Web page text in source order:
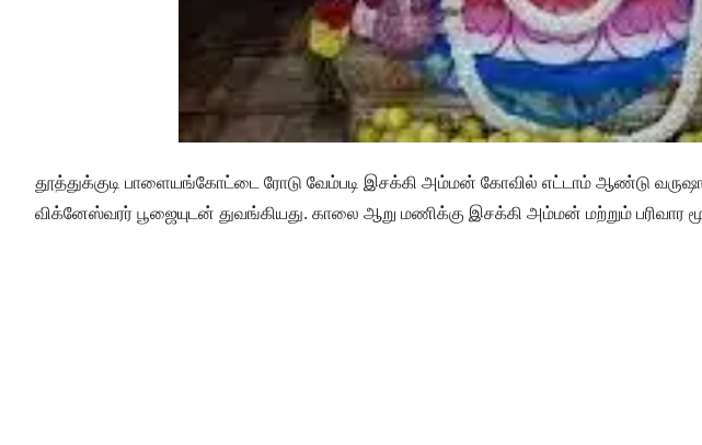
தூத்துக்குடி பாளையங்கோட்டை ரோடு வேம்படி இசக்கி அம்மன் கோவில் எட்டாம் ஆண்டு
விக்னேஸ்வரர் பூஜையுடன் துவங்கியது. காலை ஆறு மணிக்கு இசக்கி அம்மன் மற்றும் பரிவார